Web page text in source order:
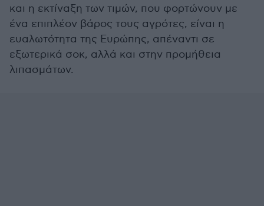
και η εκτίναξη των τιμών, που φορτώνουν με
ένα επιπλέον βάρος τους αγρότες, είναι η
ευαλωτότητα της Ευρώπης, απέναντι σε
εξωτερικά σοκ, αλλά και στην προμήθεια
λιπασμάτων.